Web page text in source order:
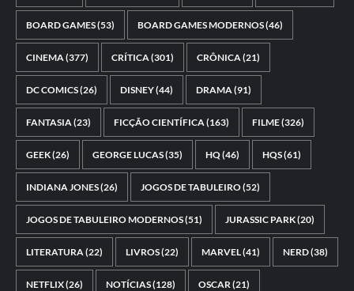
BOARD GAMES(53) BOARD GAMES MODERNOS(46)
CINEMA(377) CRÍTICA(301) CRÔNICA(21)
DC COMICS(26) DISNEY(44) DRAMA(91)
FANTASIA(23) FICÇÃO CIENTÍFICA(163) FILME(326)
GEEK(26) GEORGE LUCAS(35) HQ(46) HQS(61)
INDIANA JONES(26) JOGOS DE TABULEIRO(52)
JOGOS DE TABULEIRO MODERNOS(51) JURASSIC PARK(20)
LITERATURA(22) LIVROS(22) MARVEL(41) NERD(38)
NETFLIX(26) NOTÍCIAS(128) OSCAR(21)